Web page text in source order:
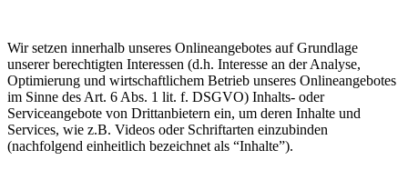
Wir setzen innerhalb unseres Onlineangebotes auf Grundlage
unserer berechtigten Interessen (d.h. Interesse an der Analyse,
Optimierung und wirtschaftlichem Betrieb unseres Onlineangebotes
im Sinne des Art. 6 Abs. 1 lit. f. DSGVO) Inhalts- oder
Serviceangebote von Drittanbietern ein, um deren Inhalte und
Services, wie z.B. Videos oder Schriftarten einzubinden
(nachfolgend einheitlich bezeichnet als “Inhalte”).